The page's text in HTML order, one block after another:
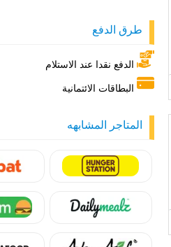
طرق الدفع
الدفع نقدا عند الاستلام
البطاقات الائتمانية
المتاجر المشابهه